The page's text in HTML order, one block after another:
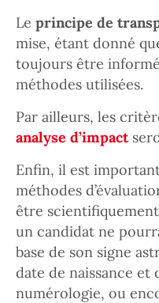
Le principe de
mise, étant donné
toujours être
méthodes utilisées.
Par ailleurs, les
analyse d’impact
Enfin, il est
méthodes
être
un candidat ne
base de son signe
date de naissance et
numérologie, ou